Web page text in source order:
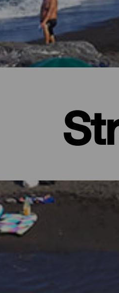
Palma
med alle fasiliteter,